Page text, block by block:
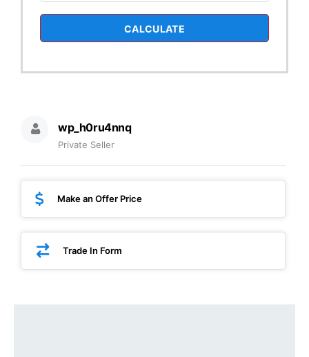
CALCULATE
wp_h0ru4nnq
Private Seller
Make an Offer Price
Trade In Form